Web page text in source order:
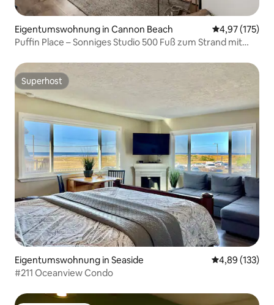
Eigentumswohnung in Cannon Beach
4,97 (175)
Puffin Place – Sonniges Studio 500 Fuß zum Strand mit
Superhost
Superhost
Eigentumswohnung in Seaside
4,89 (133)
#211 Oceanview Condo